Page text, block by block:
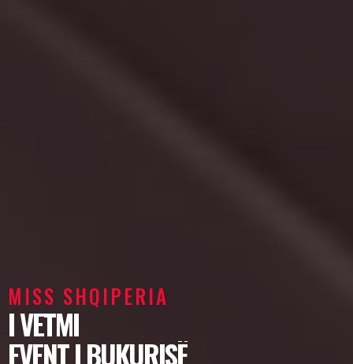
MISS SHQIPERIA
I VETMI
EVENT I BUKURISË